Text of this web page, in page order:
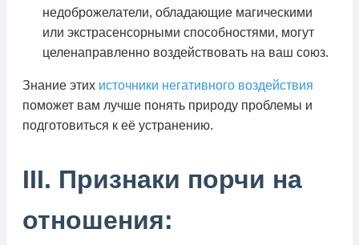
недоброжелатели, обладающие магическими
или экстрасенсорными способностями, могут
целенаправленно воздействовать на ваш союз.
Знание этих источники негативного воздействия
поможет вам лучше понять природу проблемы и
подготовиться к её устранению.
III. Признаки порчи на
отношения: